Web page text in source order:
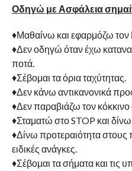
Οδηγώ με Ασφάλεια
♦Μαθαίνω και εφαρμόζω
♦Δεν οδηγώ όταν έχω
ποτά.
♦Σέβομαι τα όρια ταχύτητας.
♦Δεν κάνω αντικανονικά
♦Δεν παραβιάζω τον
♦Σταματώ στο STOP και
♦Δίνω προτεραιότητα στους
ειδικές ανάγκες.
♦Σέβομαι τα σήματα και τις